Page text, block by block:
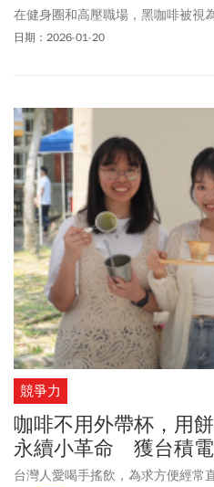
在健身圈和高壓職場，黑咖啡被視
抗氧化、燃脂、甚至防癌。但這篇
日期：2026-01-20
競爭力
咖啡不用外帶杯，用
永續小革命 獲台積
台灣人愛喝手搖飲，為求方便經常